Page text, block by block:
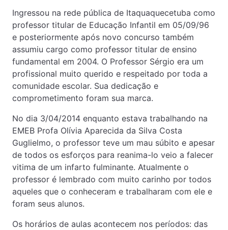
Ingressou na rede pública de Itaquaquecetuba como
professor titular de Educação Infantil em 05/09/96
e posteriormente após novo concurso também
assumiu cargo como professor titular de ensino
fundamental em 2004. O Professor Sérgio era um
profissional muito querido e respeitado por toda a
comunidade escolar. Sua dedicação e
comprometimento foram sua marca.
No dia 3/04/2014 enquanto estava trabalhando na
EMEB Profa Olívia Aparecida da Silva Costa
Guglielmo, o professor teve um mau súbito e apesar
de todos os esforços para reanima-lo veio a falecer
vitima de um infarto fulminante. Atualmente o
professor é lembrado com muito carinho por todos
aqueles que o conheceram e trabalharam com ele e
foram seus alunos.
Os horários de aulas acontecem nos períodos: das